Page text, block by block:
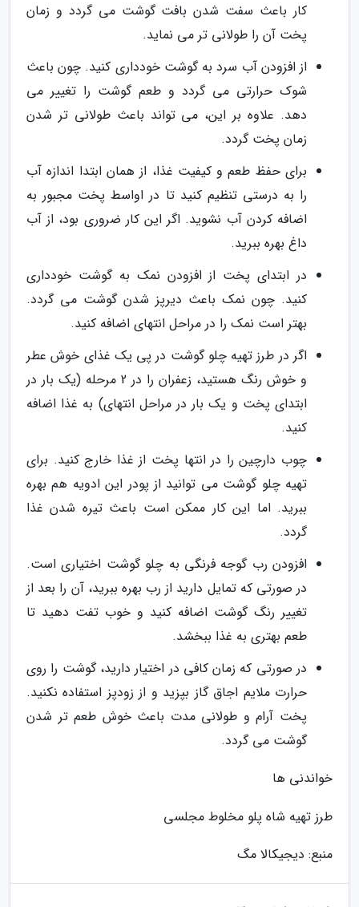
کار باعث سفت شدن بافت گوشت می گردد و زمان
پخت آن را طولانی تر می نماید.
از افزودن آب سرد به گوشت خودداری کنید. چون باعث
شوک حرارتی می گردد و طعم گوشت را تغییر می
دهد. علاوه بر این، می تواند باعث طولانی تر شدن
زمان پخت گردد.
برای حفظ طعم و کیفیت غذا، از همان ابتدا اندازه آب
را به درستی تنظیم کنید تا در اواسط پخت مجبور به
اضافه کردن آب نشوید. اگر این کار ضروری بود، از آب
داغ بهره ببرید.
در ابتدای پخت از افزودن نمک به گوشت خودداری
کنید. چون نمک باعث دیرپز شدن گوشت می گردد.
بهتر است نمک را در مراحل انتهای اضافه کنید.
اگر در طرز تهیه چلو گوشت در پی یک غذای خوش عطر
و خوش رنگ هستید، زعفران را در 2 مرحله (یک بار در
ابتدای پخت و یک بار در مراحل انتهای) به غذا اضافه
کنید.
چوب دارچین را در انتها پخت از غذا خارج کنید. برای
تهیه چلو گوشت می توانید از پودر این ادویه هم بهره
ببرید. اما این کار ممکن است باعث تیره شدن غذا
گردد.
افزودن رب گوجه فرنگی به چلو گوشت اختیاری است.
در صورتی که تمایل دارید از رب بهره ببرید، آن را بعد از
تغییر رنگ گوشت اضافه کنید و خوب تفت دهید تا
طعم بهتری به غذا ببخشد.
در صورتی که زمان کافی در اختیار دارید، گوشت را روی
حرارت ملایم اجاق گاز بپزید و از زودپز استفاده نکنید.
پخت آرام و طولانی مدت باعث خوش طعم تر شدن
گوشت می گردد.
خواندنی ها
طرز تهیه شاه پلو مخلوط مجلسی
منبع: دیجیکالا مگ